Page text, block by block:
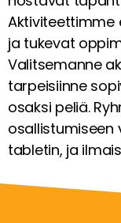
Aktiviteettimme
ja tukevat
Valitsemanne
tarpeisiinne
osaksi peliä.
osallistumiseen
tabletin, ja